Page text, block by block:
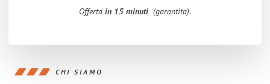
Offerta in 15 minuti (garantita).
CHI SIAMO